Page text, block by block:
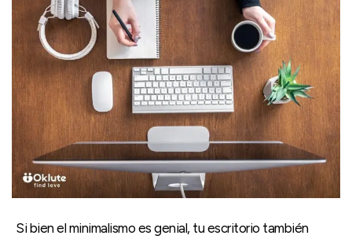
Si bien el minimalismo es genial, tu escritorio también